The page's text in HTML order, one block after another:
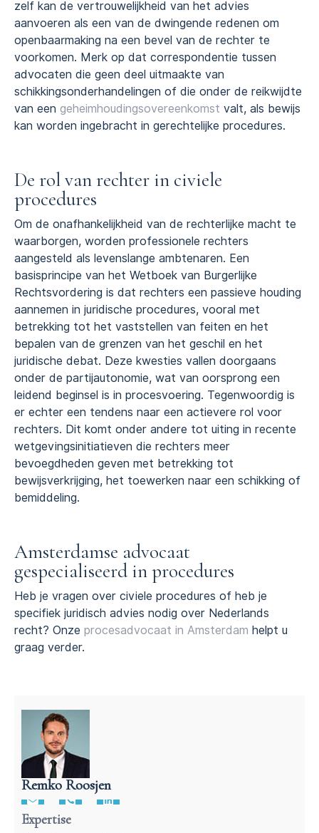
zelf kan de vertrouwelijkheid van het advies
aanvoeren als een van de dwingende redenen om
openbaarmaking na een bevel van de rechter te
voorkomen. Merk op dat correspondentie tussen
advocaten die geen deel uitmaakte van
schikkingsonderhandelingen of die onder de reikwijdte
van een geheimhoudingsovereenkomst valt, als bewijs
kan worden ingebracht in gerechtelijke procedures.
De rol van rechter in civiele
procedures
Om de onafhankelijkheid van de rechterlijke macht te
waarborgen, worden professionele rechters
aangesteld als levenslange ambtenaren. Een
basisprincipe van het Wetboek van Burgerlijke
Rechtsvordering is dat rechters een passieve houding
aannemen in juridische procedures, vooral met
betrekking tot het vaststellen van feiten en het
bepalen van de grenzen van het geschil en het
juridische debat. Deze kwesties vallen doorgaans
onder de partijautonomie, wat van oorsprong een
leidend beginsel is in procesvoering. Tegenwoordig is
er echter een tendens naar een actievere rol voor
rechters. Dit komt onder andere tot uiting in recente
wetgevingsinitiatieven die rechters meer
bevoegdheden geven met betrekking tot
bewijsverkrijging, het toewerken naar een schikking of
bemiddeling.
Amsterdamse advocaat
gespecialiseerd in procedures
Heb je vragen over civiele procedures of heb je
specifiek juridisch advies nodig over Nederlands
recht? Onze procesadvocaat in Amsterdam helpt u
graag verder.
Remko Roosjen
Advocaat voor procedures
Expertise